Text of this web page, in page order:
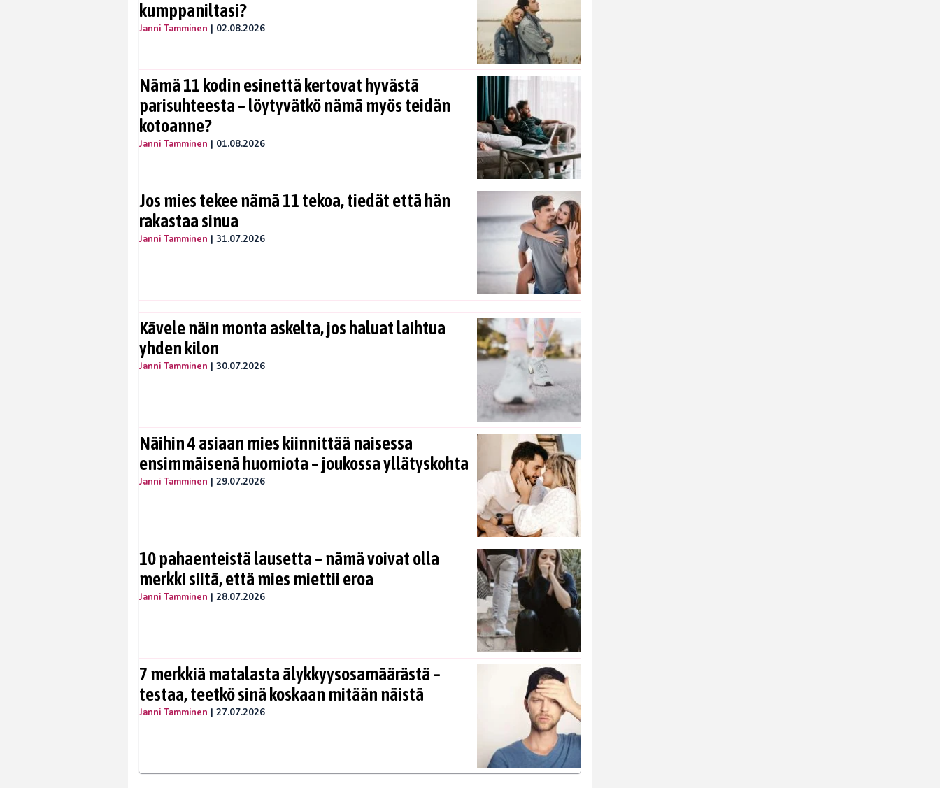
kumppaniltasi?
Janni Tamminen | 02.08.2026
Nämä 11 kodin esinettä kertovat hyvästä
parisuhteesta – löytyvätkö nämä myös teidän
kotoanne?
Janni Tamminen | 01.08.2026
Jos mies tekee nämä 11 tekoa, tiedät että hän
rakastaa sinua
Janni Tamminen | 31.07.2026
Kävele näin monta askelta, jos haluat laihtua
yhden kilon
Janni Tamminen | 30.07.2026
Näihin 4 asiaan mies kiinnittää naisessa
ensimmäisenä huomiota – joukossa yllätyskohta
Janni Tamminen | 29.07.2026
10 pahaenteistä lausetta – nämä voivat olla
merkki siitä, että mies miettii eroa
Janni Tamminen | 28.07.2026
7 merkkiä matalasta älykkyysosamäärästä –
testaa, teetkö sinä koskaan mitään näistä
Janni Tamminen | 27.07.2026